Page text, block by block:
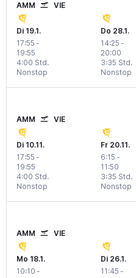
AMM VIE
Di 19.1.
17:55 -
19:55
Nonstop
4:00 Std.
Do 28.1.
14:25 -
20:00
Nonstop
3:35 Std.
AMM VIE
Di 10.11.
17:55 -
19:55
Nonstop
4:00 Std.
Fr 20.11.
6:15 -
11:50
Nonstop
3:35 Std.
AMM VIE
Mo 18.1.
10:10 -
Di 26.1.
11:45 -